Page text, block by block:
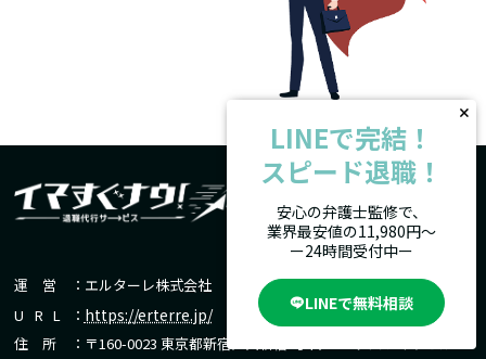
運営
：エルターレ株式会社
URL
： https://erterre.jp/
住所
：〒160-0023 東京都新宿区西新宿7丁目15-1 アパライトビル5
LINEで完結！
スピード退職！
安心の弁護士監修で、
業界最安値の11,980円〜
ー24時間受付中ー
LINEで無料相談